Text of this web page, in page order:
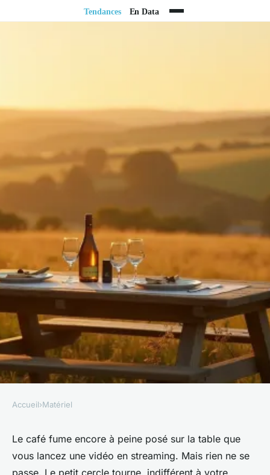
Comment obtenir un
accompagnement fibre dans le
Accueil›Matériel
Le café fume encore à peine posé sur la table que
vous lancez une vidéo en streaming. Mais rien ne se